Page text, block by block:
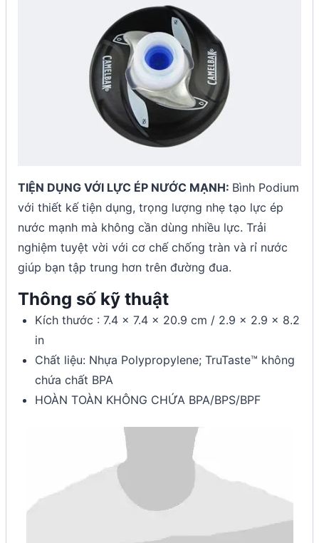
TIỆN DỤNG VỚI LỰC ÉP NƯỚC MẠNH: Bình Podium
với thiết kế tiện dụng, trọng lượng nhẹ tạo lực ép
nước mạnh mà không cần dùng nhiều lực. Trải
nghiệm tuyệt vời với cơ chế chống tràn và rỉ nước
giúp bạn tập trung hơn trên đường đua.
Thông số kỹ thuật
Kích thước : 7.4 x 7.4 x 20.9 cm / 2.9 x 2.9 x 8.2
in
Chất liệu: Nhựa Polypropylene; TruTaste™ không
chứa chất BPA
HOÀN TOÀN KHÔNG CHỨA BPA/BPS/BPF